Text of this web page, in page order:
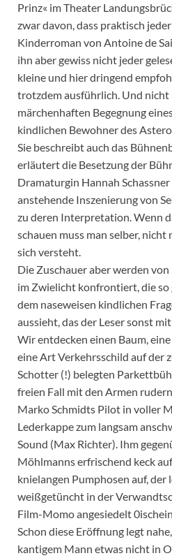
Prinz« im Theater
zwar davon, dass praktisch
Kinderroman von Antoine de
ihn aber gewiss nicht jeder
kleine und hier dringend
trotzdem ausführlich. Und nicht
märchenhaften Begegnung
kindlichen Bewohner des
Sie beschreibt auch das
erläutert die Besetzung der
Dramaturgin Hannah
anstehende Inszenierung von
zu deren Interpretation. Wenn
schauen muss man selber,
sich versteht.
Die Zuschauer aber werden
im Zwielicht konfrontiert, die so
dem naseweisen kindlichen
aussieht, das der Leser sonst
Wir entdecken einen Baum,
eine Art Verkehrsschild auf der
Schotter (!) belegten
freien Fall mit den Armen
Marko Schmidts Pilot in voller
Lederkappe zum langsam
Sound (Max Richter). Ihm
Möhlmanns erfrischend keck
knielangen Pumphosen auf,
weißgetüncht in der
Film-Momo angesiedelt
Schon diese Eröffnung legt
kantigem Mann etwas nicht in